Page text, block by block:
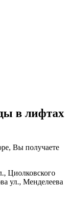
в лифтах
Вы получаете
Циолковского
ул., Менделеева